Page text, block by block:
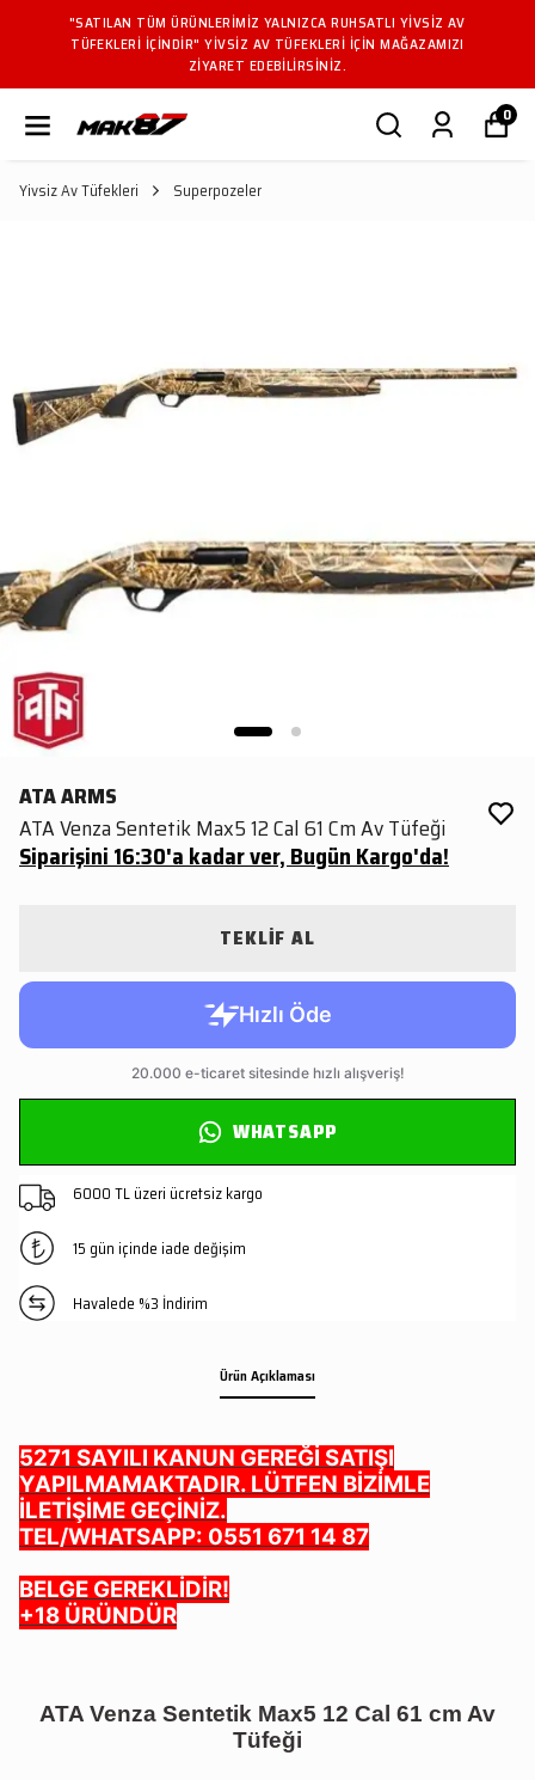
TÜM ÜRÜNLERIMIZ YALNIZCA RUHSATLI YIVSIZ AV
IÇINDIR" YIVSIZ AV TÜFEKLERI IÇIN MAĞAZAMIZI
ZIYARET EDEBILIRSINIZ.
0
Yivsiz Av Tüfekleri Superpozeler
ATA ARMS
ATA Venza Sentetik Max5 12 Cal 61 Cm Av Tüfeği
Siparişini 16:30'a kadar ver, Bugün Kargo'da!
TEKLİF AL
WHATSAPP
6000 TL üzeri ücretsiz kargo
15 gün içinde iade değişim
Havalede %3 İndirim
Ürün Açıklaması
5271 SAYILI KANUN GEREĞİ SATIŞI
YAPILMAMAKTADIR. LÜTFEN BİZİMLE
İLETİŞİME GEÇİNİZ.
TEL/WHATSAPP: 0551 671 14 87
BELGE GEREKLİDİR!
+18 ÜRÜNDÜR
ATA Venza Sentetik Max5 12 Cal 61 cm Av
Tüfeği